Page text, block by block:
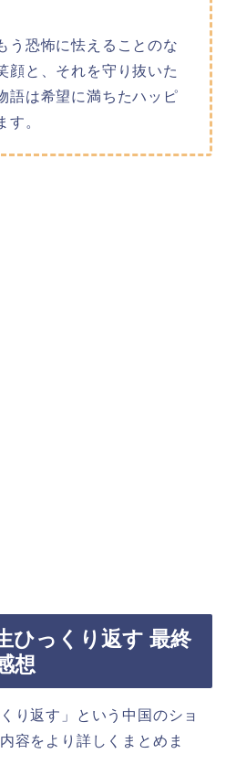
う恐怖に怯えることのな
顔と、それを守り抜いた
語は希望に満ちたハッピ
す。
ひっくり返す 最終
想
り返す」という中国のショ
容をより詳しくまとめま